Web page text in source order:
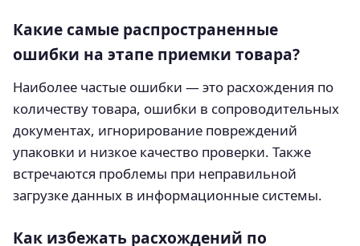
Какие самые распространенные
ошибки на этапе приемки товара?
Наиболее частые ошибки — это расхождения по
количеству товара, ошибки в сопроводительных
документах, игнорирование повреждений
упаковки и низкое качество проверки. Также
встречаются проблемы при неправильной
загрузке данных в информационные системы.
Как избежать расхождений по